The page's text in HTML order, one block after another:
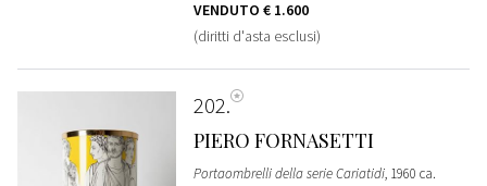
VENDUTO € 1.600
(diritti d'asta esclusi)
202
PIERO FORNASETTI
Portaombrelli della serie Cariatidi, 1960 ca.